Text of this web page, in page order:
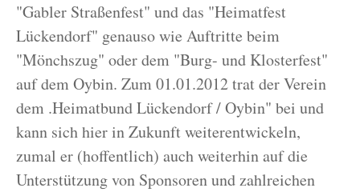
"Gabler Straßenfest" und das "Heimatfest
Lückendorf" genauso wie Auftritte beim
"Mönchszug" oder dem "Burg- und Klosterfest"
auf dem Oybin. Zum 01.01.2012 trat der Verein
dem .Heimatbund Lückendorf / Oybin" bei und
kann sich hier in Zukunft weiterentwickeln,
zumal er (hoffentlich) auch weiterhin auf die
Unterstützung von Sponsoren und zahlreichen